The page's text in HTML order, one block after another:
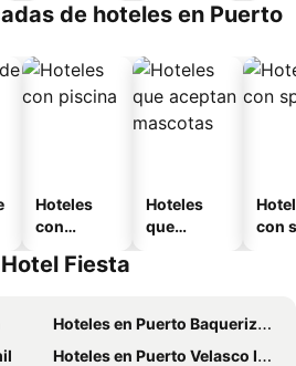
o
de hoteles en Puerto
Hoteles
con
Hoteles
que
con
Fiesta
Hoteles en Puerto Baquerizo Moreno
Hoteles en Puerto Velasco Ibarra